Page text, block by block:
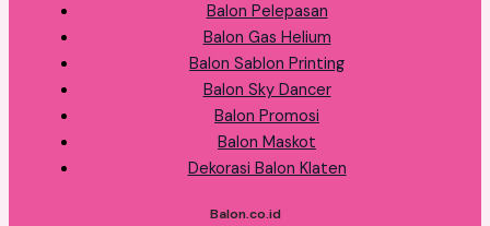
Balon Pelepasan
Balon Gas Helium
Balon Sablon Printing
Balon Sky Dancer
Balon Promosi
Balon Maskot
Dekorasi Balon Klaten
Balon.co.id